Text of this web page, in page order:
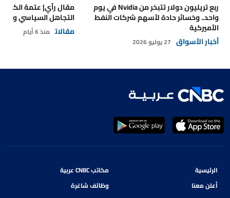
ربع تريليون دولار تتبخر من Nvidia في يوم
واحد.. وخسائر حادة لأسهم شركات النفط
الأميركية
أخبار الأسواق 27 يوليو 2026
مقال رأي| عتمة
التجاهل السياسي
مقالات منذ 6 أيام
الرئيسية
أعلن معنا
مكاتب CNBC عربية
وظائف شاغرة